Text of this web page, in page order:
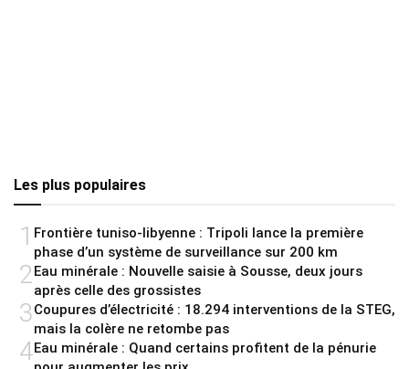
Les plus populaires
1 Frontière tuniso-libyenne : Tripoli lance la première
phase d’un système de surveillance sur 200 km
2 Eau minérale : Nouvelle saisie à Sousse, deux jours
après celle des grossistes
3Coupures d’électricité : 18.294 interventions de la STEG,
mais la colère ne retombe pas
4Eau minérale : Quand certains profitent de la pénurie